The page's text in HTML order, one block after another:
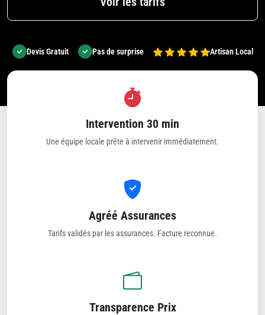
Devis Gratuit Pas de surprise Artisan Local
Intervention 30 min
Une équipe locale prête à intervenir immédiatement.
Agréé Assurances
Tarifs validés par les assurances. Facture reconnue.
Transparence Prix